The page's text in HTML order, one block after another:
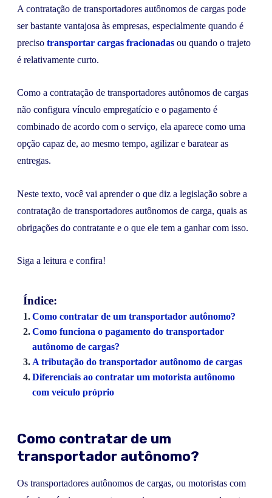
A contratação de transportadores autônomos de cargas pode
ser bastante vantajosa às empresas, especialmente quando é
preciso transportar cargas fracionadas ou quando o trajeto
é relativamente curto.
Como a contratação de transportadores autônomos de cargas
não configura vínculo empregatício e o pagamento é
combinado de acordo com o serviço, ela aparece como uma
opção capaz de, ao mesmo tempo, agilizar e baratear as
entregas.
Neste texto, você vai aprender o que diz a legislação sobre a
contratação de transportadores autônomos de carga, quais as
obrigações do contratante e o que ele tem a ganhar com isso.
Siga a leitura e confira!
Índice:
Como contratar de um transportador autônomo?
Como funciona o pagamento do transportador
autônomo de cargas?
A tributação do transportador autônomo de cargas
Diferenciais ao contratar um motorista autônomo
com veículo próprio
Como contratar de um
transportador autônomo?
Os transportadores autônomos de cargas, ou motoristas com